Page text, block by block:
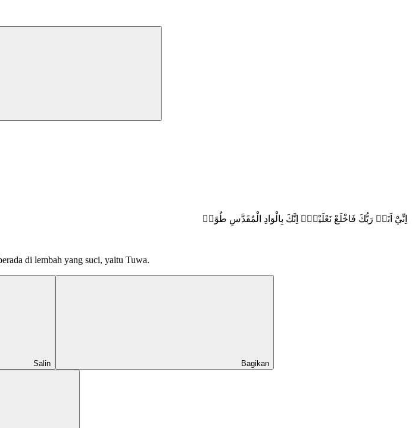
اِنِّيْٓ اَنَا۠ رَبُّكَ فَاخْلَعْ نَعْلَيْكَۚ اِنَّكَ بِالْوَادِ الْمُقَدَّسِ طُوًىۗ
di lembah yang suci, yaitu Tuwa.
Salin Bagikan